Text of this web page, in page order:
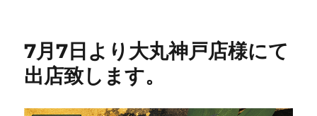
7月7日より大丸神戸店様にて
出店致します。